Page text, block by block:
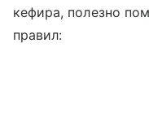
кефира, полезно
правил: